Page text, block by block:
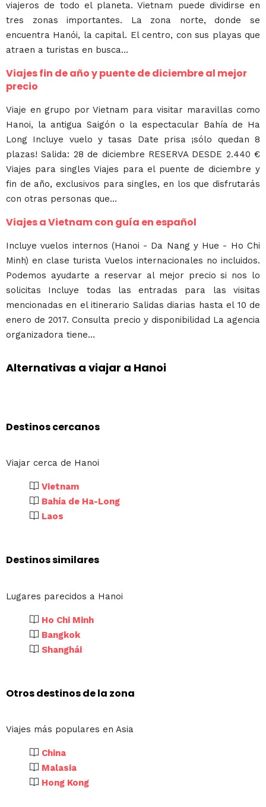
viajeros de todo el planeta. Vietnam puede dividirse en
tres zonas importantes. La zona norte, donde se
encuentra Hanói, la capital. El centro, con sus playas que
atraen a turistas en busca...
Viajes fin de año y puente de diciembre al mejor
precio
Viaje en grupo por Vietnam para visitar maravillas como
Hanoi, la antigua Saigón o la espectacular Bahía de Ha
Long Incluye vuelo y tasas Date prisa ¡sólo quedan 8
plazas! Salida: 28 de diciembre RESERVA DESDE 2.440 €
Viajes para singles Viajes para el puente de diciembre y
fin de año, exclusivos para singles, en los que disfrutarás
con otras personas que...
Viajes a Vietnam con guía en español
Incluye vuelos internos (Hanoi - Da Nang y Hue - Ho Chi
Minh) en clase turista Vuelos internacionales no incluidos.
Podemos ayudarte a reservar al mejor precio si nos lo
solicitas Incluye todas las entradas para las visitas
mencionadas en el itinerario Salidas diarias hasta el 10 de
enero de 2017. Consulta precio y disponibilidad La agencia
organizadora tiene...
Alternativas a viajar a Hanoi
Destinos cercanos
Viajar cerca de Hanoi
Vietnam
Bahía de Ha-Long
Laos
Destinos similares
Lugares parecidos a Hanoi
Ho Chi Minh
Bangkok
Shanghái
Otros destinos de la zona
Viajes más populares en Asia
China
Malasia
Hong Kong